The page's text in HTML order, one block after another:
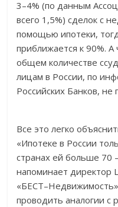
3–4% (по данным
всего 1,5%) сделок с
помощью ипотеки,
приближается к 90%.
общем количестве
лицам в России, по
Российских Банков,
Все это легко
«Ипотеке в России
странах ей больше 70
напоминает директор
проводить аналогии